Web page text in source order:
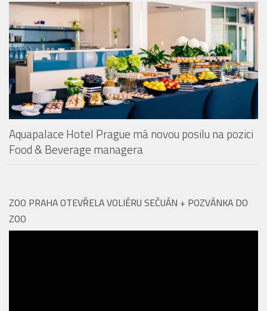
Aquapalace Hotel Prague má novou posilu na pozici
Food & Beverage managera
ZOO PRAHA OTEVŘELA VOLIÉRU SEČUÁN + POZVÁNKA DO
přehrávač